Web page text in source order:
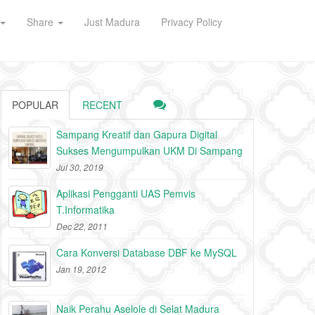
Share Just Madura Privacy Policy
POPULAR RECENT
Sampang Kreatif dan Gapura Digital
Sukses Mengumpulkan UKM Di Sampang
Jul 30, 2019
Aplikasi Pengganti UAS Pemvis
T.Informatika
Dec 22, 2011
Cara Konversi Database DBF ke MySQL
Jan 19, 2012
Naik Perahu Aselole di Selat Madura